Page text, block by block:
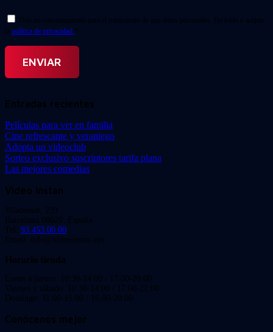
Doy mi consentimiento para el tratamiento de mis datos personales. He leído y acepto
la política de privacidad. *
Entradas recientes
Películas para ver en familia
Cine refrescante y veraniego
Adopta un videoclub
Sorteo exclusivo suscriptores tarifa plana
Las mejores comedias
Video Instan
Viladomat, 239
Barcelona 08029. España.
Tel: 93 453 00 00
Email: info@videoinstan.net
Horario tienda
Lunes a jueves: 10:30-14:00 / 17:00-20:00
Viernes y sábado: 10:30-14:00 / 17:00-21:00
Domingo: 11:00-15:00 / 16:00-20:00
Conócenos mejor